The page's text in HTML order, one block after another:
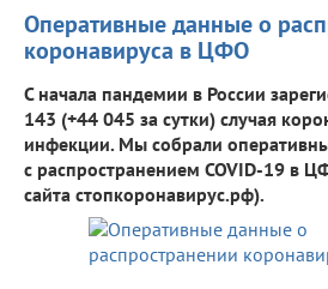
Оперативные данные о
коронавируса в ЦФО
С начала пандемии в России
143 (+44 045 за сутки) случая
инфекции. Мы собрали
с распространением COVID-19 в
сайта стопкоронавирус.рф).